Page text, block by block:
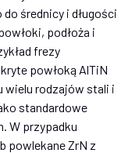
średnicy i długości
podłoża i
frezy
powłoką AlTiN
wielu rodzajów stali i
standardowe
W przypadku
powlekane ZrN z